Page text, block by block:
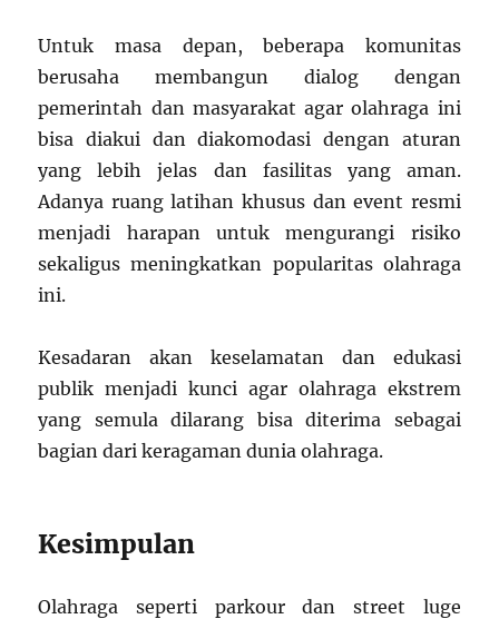
Untuk masa depan, beberapa komunitas
berusaha membangun dialog dengan
pemerintah dan masyarakat agar olahraga ini
bisa diakui dan diakomodasi dengan aturan
yang lebih jelas dan fasilitas yang aman.
Adanya ruang latihan khusus dan event resmi
menjadi harapan untuk mengurangi risiko
sekaligus meningkatkan popularitas olahraga
ini.
Kesadaran akan keselamatan dan edukasi
publik menjadi kunci agar olahraga ekstrem
yang semula dilarang bisa diterima sebagai
bagian dari keragaman dunia olahraga.
Kesimpulan
Olahraga seperti parkour dan street luge